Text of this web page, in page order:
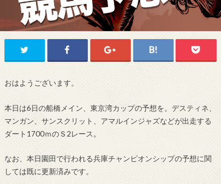
おはようございます。
本日は6日の船橋メイン、東京湾カップの予想を。デスティネ、
マンガン、サンスクリット、アマルインジャズなどが出走する
ダート1700ｍのＳ2レース。
なお、本日園田で行われる兵庫チャンピオンシップの予想に関
しては既に更新済みです。